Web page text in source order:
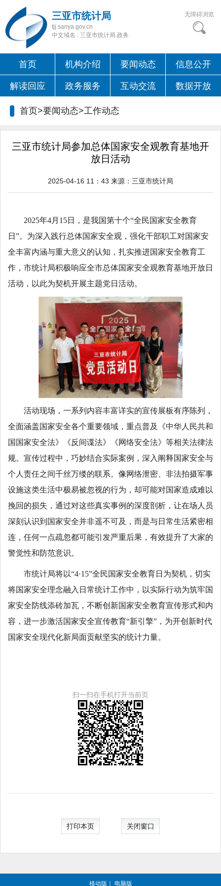
三亚市统计局
tjj.sanya.gov.cn
中文域名 : 三亚市统计局.政务
无障碍浏览
首页 机构介绍 要闻动态 信息公开
解读回应 政务服务 互动交流 数据开放
首页>要闻动态>工作动态
三亚市统计局参加总体国家安全观教育基地开
放日活动
2025-04-16 11：43 来源： 三亚市统计局
2025年4月15日，是我国第十个“全民国家安全教育
日”。为深入践行总体国家安全观，强化干部职工对国家安
全丰富内涵与重大意义的认知，扎实推进国家安全教育工
作，市统计局积极响应全市总体国家安全观教育基地开放日
活动，以此为契机开展主题党日活动。
活动现场，一系列内容丰富详实的宣传展板有序陈列，
全面涵盖国家安全各个重要领域，重点普及《中华人民共和
国国家安全法》《反间谍法》《网络安全法》等相关法律法
规。宣传过程中，巧妙结合实际案例，深入阐释国家安全与
个人责任之间千丝万缕的联系。像网络泄密、非法拍摄军事
设施这类生活中极易被忽视的行为，却可能对国家造成难以
挽回的损失，通过对这些真实事例的深度剖析，让在场人员
深刻认识到国家安全并非遥不可及，而是与日常生活紧密相
连，任何一点疏忽都可能引发严重后果，有效提升了大家的
警觉性和防范意识。
市统计局将以“4·15”全民国家安全教育日为契机，切实
将国家安全理念融入日常统计工作中，以实际行动为筑牢国
家安全防线添砖加瓦，不断创新国家安全教育宣传形式和内
容，进一步激活国家安全宣传教育“新引擎”，为开创新时代
国家安全现代化新局面贡献坚实的统计力量。
扫一扫在手机打开当前页
打印本页 关闭窗口
移动版 电脑版